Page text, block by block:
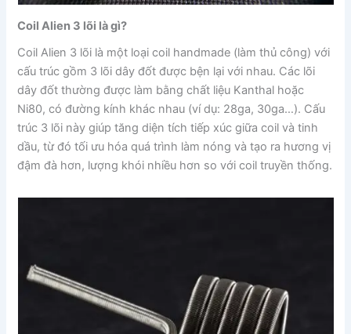
Coil Alien 3 lõi là gì?
Coil Alien 3 lõi là một loại coil handmade (làm thủ công) với
cấu trúc gồm 3 lõi dây đốt được bện lại với nhau. Các lõi
dây đốt thường được làm bằng chất liệu Kanthal hoặc
Ni80, có đường kính khác nhau (ví dụ: 28ga, 30ga…). Cấu
trúc 3 lõi này giúp tăng diện tích tiếp xúc giữa coil và tinh
dầu, từ đó tối ưu hóa quá trình làm nóng và tạo ra hương vị
đậm đà hơn, lượng khói nhiều hơn so với coil truyền thống.